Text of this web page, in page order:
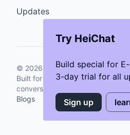
Try HeiChat
Build special for
3-day trial for all
Sign up
Updates
© 2026 GenCybers Inc. All rights
Built for storefronts that want
conversions.
Blogs